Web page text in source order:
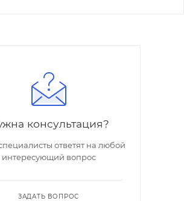
консультация?
ответят на любой
интересующий вопрос
ЗАДАТЬ ВОПРОС